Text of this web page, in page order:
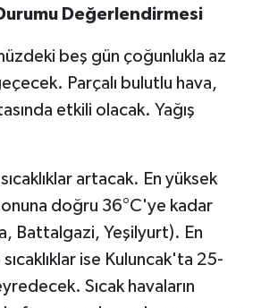
Değerlendirmesi
beş gün çoğunlukla az
Parçalı bulutlu hava,
etkili olacak. Yağış
artacak. En yüksek
doğru 36°C'ye kadar
Battalgazi, Yeşilyurt). En
ise Kuluncak'ta 25-
Sıcak havaların